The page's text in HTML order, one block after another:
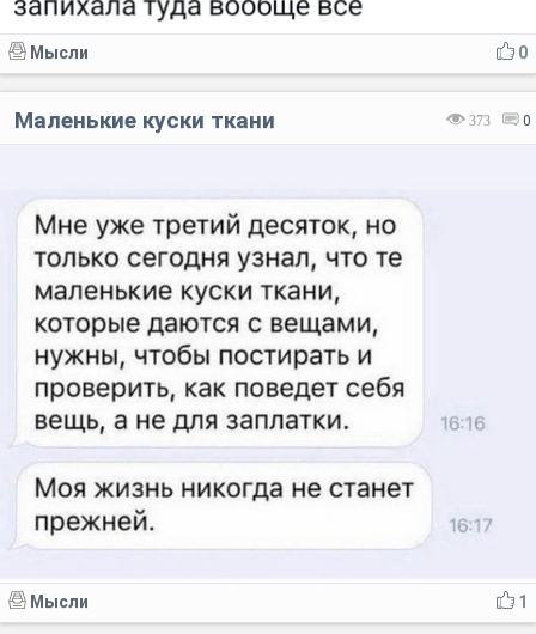
0
Мысли
373 0
Маленькие куски ткани
1
Мысли